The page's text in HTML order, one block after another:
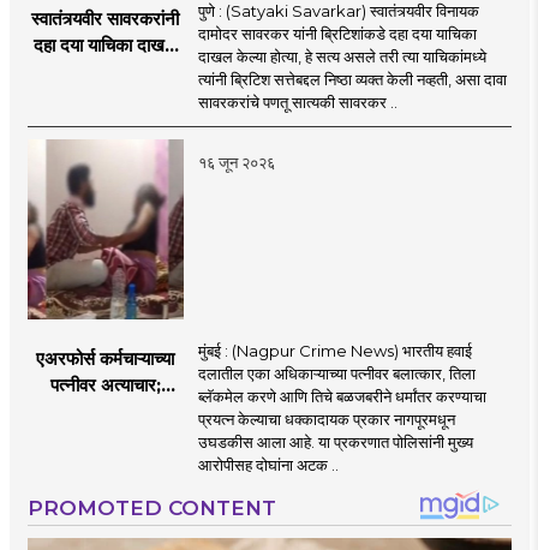
स्वातंत्र्यवीर सावरकरांनी
दहा दया याचिका दाखल
निष्ठा व्यक्त केली नाही’!
पणतू सात्यकी सावरकर
यांनी न्यायालयात सादर
केला दावा
पुणे : (Satyaki Savarkar) स्वातंत्र्यवीर विनायक
दामोदर सावरकर यांनी ब्रिटिशांकडे दहा दया याचिका
दाखल केल्या होत्या, हे सत्य असले तरी त्या याचिकांमध्ये
त्यांनी ब्रिटिश सत्तेबद्दल निष्ठा व्यक्त केली नव्हती, असा दावा
सावरकरांचे पणतू सात्यकी सावरकर ..
१६ जून २०२६
एअरफोर्स कर्मचाऱ्याच्या
पत्नीवर अत्याचार;
मुंबई : (Nagpur Crime News) भारतीय हवाई
दलातील एका अधिकाऱ्याच्या पत्नीवर बलात्कार, तिला
ब्लॅकमेल करणे आणि तिचे बळजबरीने धर्मांतर करण्याचा
प्रयत्न केल्याचा धक्कादायक प्रकार नागपूरमधून
उघडकीस आला आहे. या प्रकरणात पोलिसांनी मुख्य
आरोपीसह दोघांना अटक ..